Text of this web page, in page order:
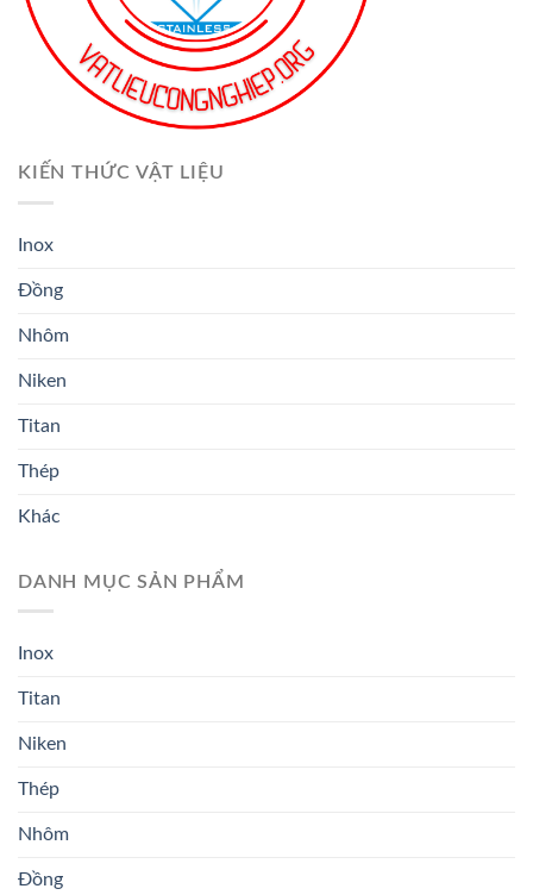
KIẾN THỨC VẬT LIỆU
Inox
Đồng
Nhôm
Niken
Titan
Thép
Khác
DANH MỤC SẢN PHẨM
Inox
Titan
Niken
Thép
Nhôm
Đồng